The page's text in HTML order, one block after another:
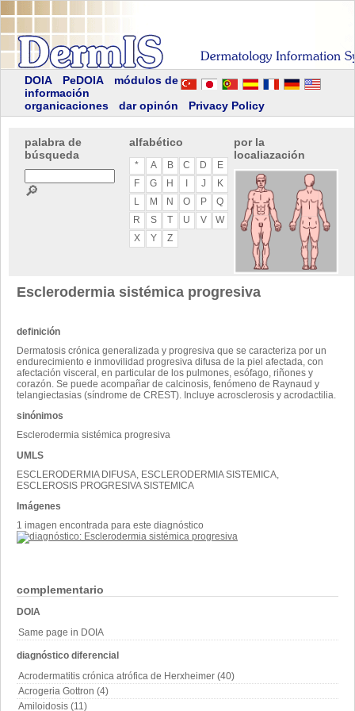
DOIA PeDOIA
módulos de
información
organicaciones
dar opinón Privacy Policy
palabra de
búsqueda
🔎
alfabético
* A B C D
E
F
G H J
K
L
M N O P
Q
R
S T U V
W
X
Y Z
por la
localiazación
complementario
DOIA
Same page in DOIA
diagnóstico diferencial
Acrodermatitis crónica atrófica de Herxheimer (40)
Acrogeria Gottron (4)
Amiloidosis (11)
Esclerodermia sistémica progresiva
definición
Dermatosis crónica generalizada y progresiva que se caracteriza por un
endurecimiento e inmovilidad progresiva difusa de la piel afectada, con
afectación visceral, en particular de los pulmones, esófago, riñones y
corazón. Se puede acompañar de calcinosis, fenómeno de Raynaud y
telangiectasias (síndrome de CREST). Incluye acrosclerosis y acrodactilia.
sinónimos
Esclerodermia sistémica progresiva
UMLS
ESCLERODERMIA DIFUSA, ESCLERODERMIA SISTEMICA,
ESCLEROSIS PROGRESIVA SISTEMICA
Imágenes
1 imagen encontrada para este diagnóstico